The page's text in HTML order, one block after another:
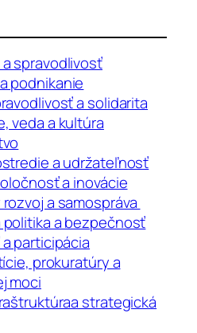
a spravodlivosť
podnikanie
a solidarita
veda a kultúra
a udržateľnosť
a inovácie
a samospráva
politika a bezpečnosť
participácia
prokuratúry a
moci
strategická